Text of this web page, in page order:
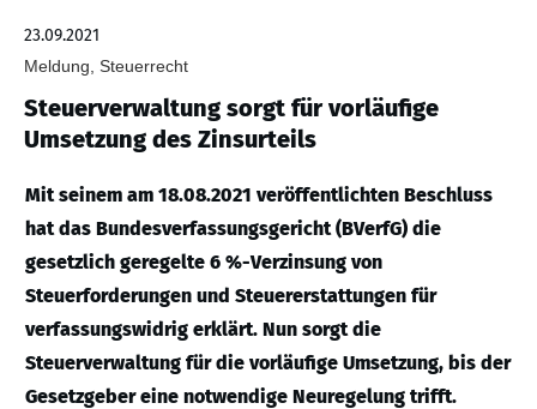
23.09.2021
Meldung, Steuerrecht
Steuerverwaltung sorgt für vorläufige
Umsetzung des Zinsurteils
Mit seinem am 18.08.2021 veröffentlichten Beschluss
hat das Bundesverfassungsgericht (BVerfG) die
gesetzlich geregelte 6 %-Verzinsung von
Steuerforderungen und Steuererstattungen für
verfassungswidrig erklärt. Nun sorgt die
Steuerverwaltung für die vorläufige Umsetzung, bis der
Gesetzgeber eine notwendige Neuregelung trifft.